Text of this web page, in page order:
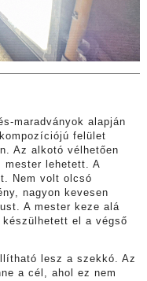
maradványok alapján
felület
Az alkotó vélhetően
mester lehetett. A
Nem volt olcsó
nagyon kevesen
A mester keze alá
el a végső
lesz a szekkó. Az
a cél, ahol ez nem